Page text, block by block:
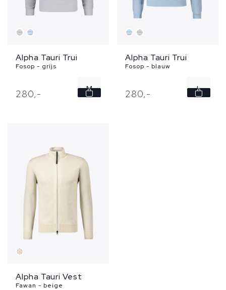
Alpha Tauri Trui
Fosop - grijs
280,- M
Alpha Tauri Trui
Fosop - blauw
280,- L
Alpha Tauri Vest
Fawan - beige